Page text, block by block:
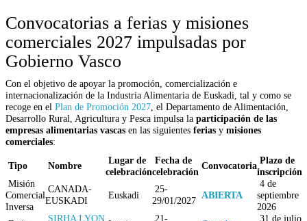
Convocatorias a ferias y misiones
comerciales 2027 impulsadas por
Gobierno Vasco
Con el objetivo de apoyar la promoción, comercialización e
internacionalización de la Industria Alimentaria de Euskadi, tal y como se
recoge en el Plan de Promoción 2027 , el Departamento de Alimentación,
Desarrollo Rural, Agricultura y Pesca impulsa la participación de las
empresas alimentarias vascas en las siguientes ferias y misiones
comerciales:
Tipo Nombre
Lugar de
celebración
Fecha de
celebración
Convocatoria Plazo de
inscripción
Misión
Comercial
Inversa
CANADA-
EUSKADI
Euskadi
25-
29/01/2027 ABIERTA
4 de
septiembre
2026
SIRHA LYON
21-
31 de julio